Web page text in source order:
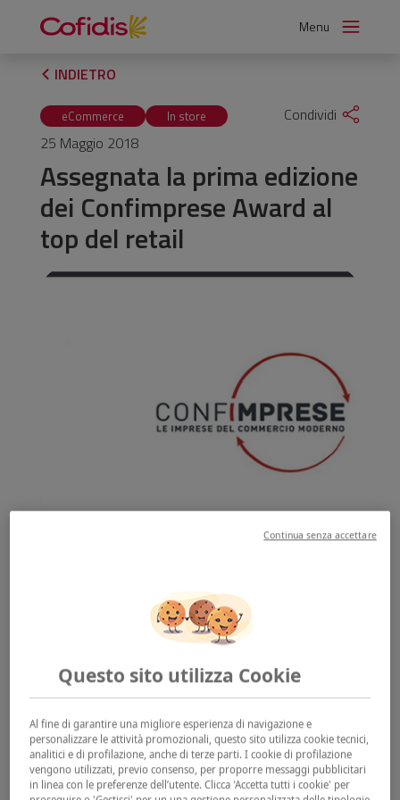
Menu
INDIETRO
eCommerce In store
25 Maggio 2018
Condividi
Assegnata la prima edizione
dei Confimprese Award al
top del retail
Confimprese, associazione privata di
operatori commerciali con reti franchising e dirette, ha
Confimprese Award
quattro categorie alle aziende italiane che più si sono
impegnate nell'innovazione verso il cliente. Per la
categoriaFast Growing Retailerriservata all'azienda
che ha aperto il maggior numero di punti vendita in un
anno non poteva che essere premiato un vero e
proprio colosso comeEnel. Il gruppo leader in Italia
Questo sito utilizza Cookie
Al fine di garantire una migliore esperienza di navigazione e
personalizzare le attività promozionali, questo sito utilizza cookie tecnici,
analitici e di profilazione, anche di terze parti. I cookie di profilazione
vengono utilizzati, previo consenso, per proporre messaggi pubblicitari
in linea con le preferenze dell’utente. Clicca 'Accetta tutti i cookie' per
Continua senza accettare